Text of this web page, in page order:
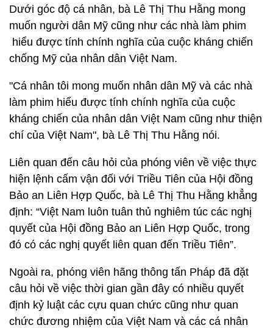
Dưới góc độ cá nhân, bà Lê Thị Thu Hằng mong
muốn người dân Mỹ cũng như các nhà làm phim
hiểu được tính chính nghĩa của cuộc kháng chiến
chống Mỹ của nhân dân Việt Nam.
"Cá nhân tôi mong muốn nhân dân Mỹ và các nhà
làm phim hiểu được tính chính nghĩa của cuộc
kháng chiến của nhân dân Việt Nam cũng như thiện
chí của Việt Nam", bà Lê Thị Thu Hằng nói.
Liên quan đến câu hỏi của phóng viên về việc thực
hiện lệnh cấm vận đối với Triều Tiên của Hội đồng
Bảo an Liên Hợp Quốc, bà Lê Thị Thu Hằng khẳng
định: “Việt Nam luôn tuân thủ nghiêm túc các nghị
quyết của Hội đồng Bảo an Liên Hợp Quốc, trong
đó có các nghị quyết liên quan đến Triều Tiên”.
Ngoài ra, phóng viên hãng thông tấn Pháp đã đặt
câu hỏi về việc thời gian gần đây có nhiều quyết
định kỷ luật các cựu quan chức cũng như quan
chức đương nhiệm của Việt Nam và các cá nhân